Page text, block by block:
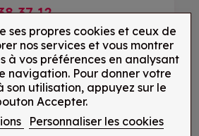
37 12
Centre Commercial Le
ses propres cookies et ceux de
nos services et vous montrer
à vos préférences en analysant
navigation. Pour donner votre
son utilisation, appuyez sur le
Accepter.
Personnaliser les cookies